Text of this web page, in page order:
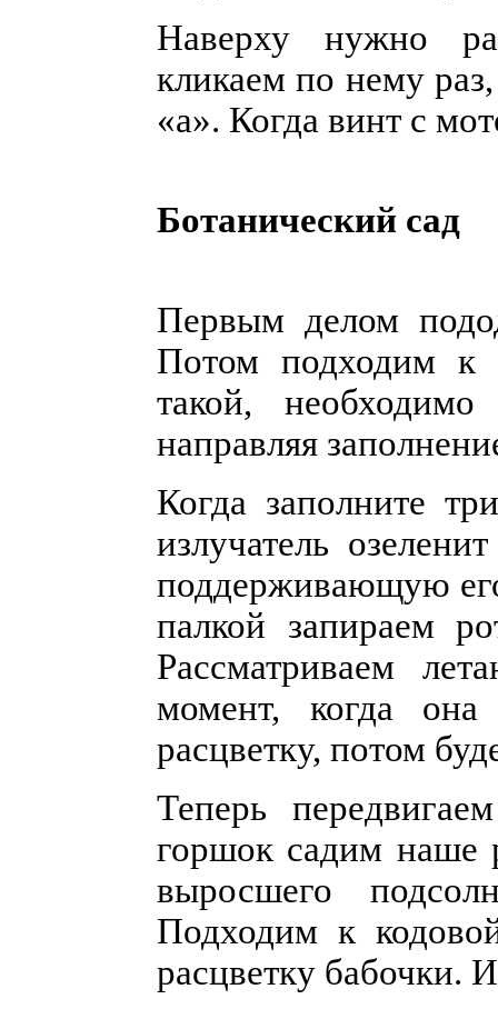
Наверху нужно
кликаем по нему
«а». Когда винт с
Ботанический сад
Первым делом
Потом подходим к
такой,
направляя
Когда заполните
излучатель
поддерживающую
палкой запираем
Рассматриваем
момент, когда она
расцветку, потом
Теперь
горшок садим наше
выросшего
Подходим к
расцветку бабочки.